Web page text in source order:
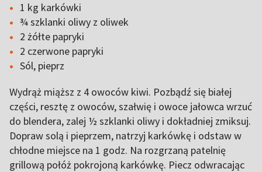
1 kg karkówki
¾ szklanki oliwy z oliwek
2 żółte papryki
2 czerwone papryki
Sól, pieprz
Wydrąż miąższ z 4 owoców kiwi. Pozbądź się białej
części, resztę z owoców, szałwię i owoce jałowca wrzuć
do blendera, zalej ½ szklanki oliwy i dokładniej zmiksuj.
Dopraw solą i pieprzem, natrzyj karkówkę i odstaw w
chłodne miejsce na 1 godz. Na rozgrzaną patelnię
grillową połóż pokrojoną karkówkę. Piecz odwracając